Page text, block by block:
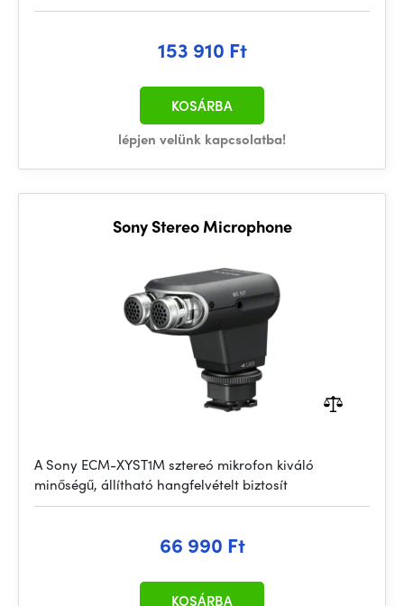
153 910 Ft
lépjen velünk kapcsolatba!
KOSÁRBA
Sony Stereo Microphone
A Sony ECM-XYST1M sztereó mikrofon kiváló
minőségű, állítható hangfelvételt biztosít
66 990 Ft
KOSÁRBA